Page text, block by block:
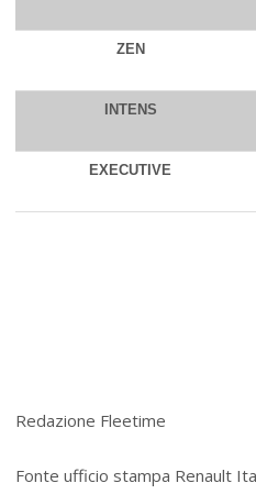
ZEN
INTENS
EXECUTIVE
Redazione Fleetime
Fonte ufficio stampa Renault